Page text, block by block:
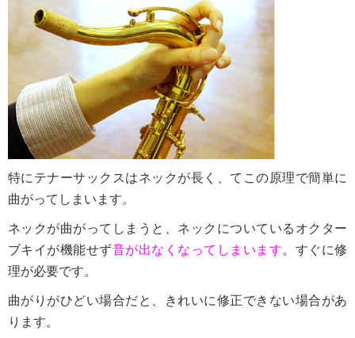
特にテナーサックスはネックが長く、てこの原理で簡単に
曲がってしまいます。
ネックが曲がってしまうと、ネックについているオクター
ブキイが機能せず音が出なくなってしまいます。すぐに修
理が必要です。
曲がりがひどい場合だと、きれいに修正できない場合があ
ります。